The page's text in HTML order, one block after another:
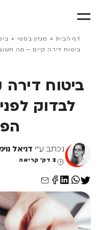
דף הבית > מגזין בסטי >
ביטוח דירה קיים – מה
ביטוח
לבדוק
נכתב ע"י דניאל
2 דק' קריאה